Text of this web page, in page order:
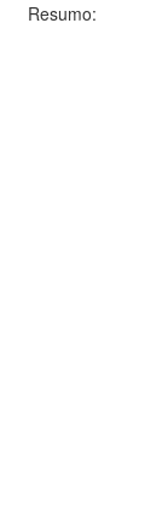
Resumo: